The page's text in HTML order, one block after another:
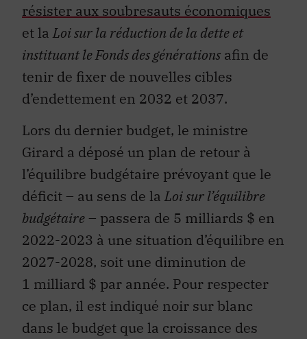
résister aux soubresauts économiques
et la Loi sur la réduction de la dette et
instituant le Fonds des générations afin de
tenir de fixer de nouvelles cibles
d’endettement en 2032 et 2037.
Lors du dernier budget, le ministre
Girard a déposé un plan de retour à
l’équilibre budgétaire prévoyant que le
déficit – au sens de la Loi sur l’équilibre
budgétaire– passera de 5 milliards $ en
2022-2023 à une situation d’équilibre en
2027-2028, soit une diminution de
1 milliard $ par année. Pour respecter
ce plan, il est indiqué noir sur blanc
dans le budget que la croissance des